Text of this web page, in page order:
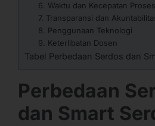
6. Waktu dan Kecepatan Proses
7. Transparansi dan
8. Penggunaan Teknologi
9. Keterlibatan Dosen
Tabel Perbedaan Serdos dan
Perbedaan
dan Smart